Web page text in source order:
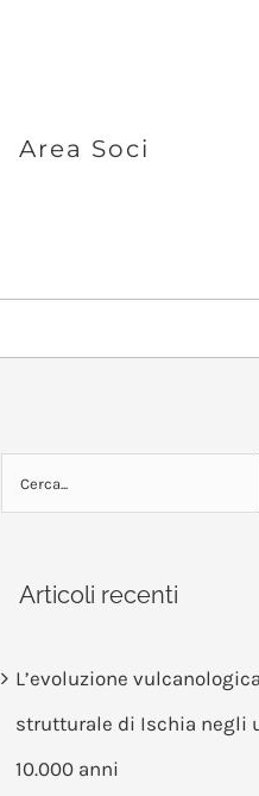
Area Soci
Cerca
per:
Articoli recenti
L’evoluzione
strutturale di Ischia negli
10.000 anni